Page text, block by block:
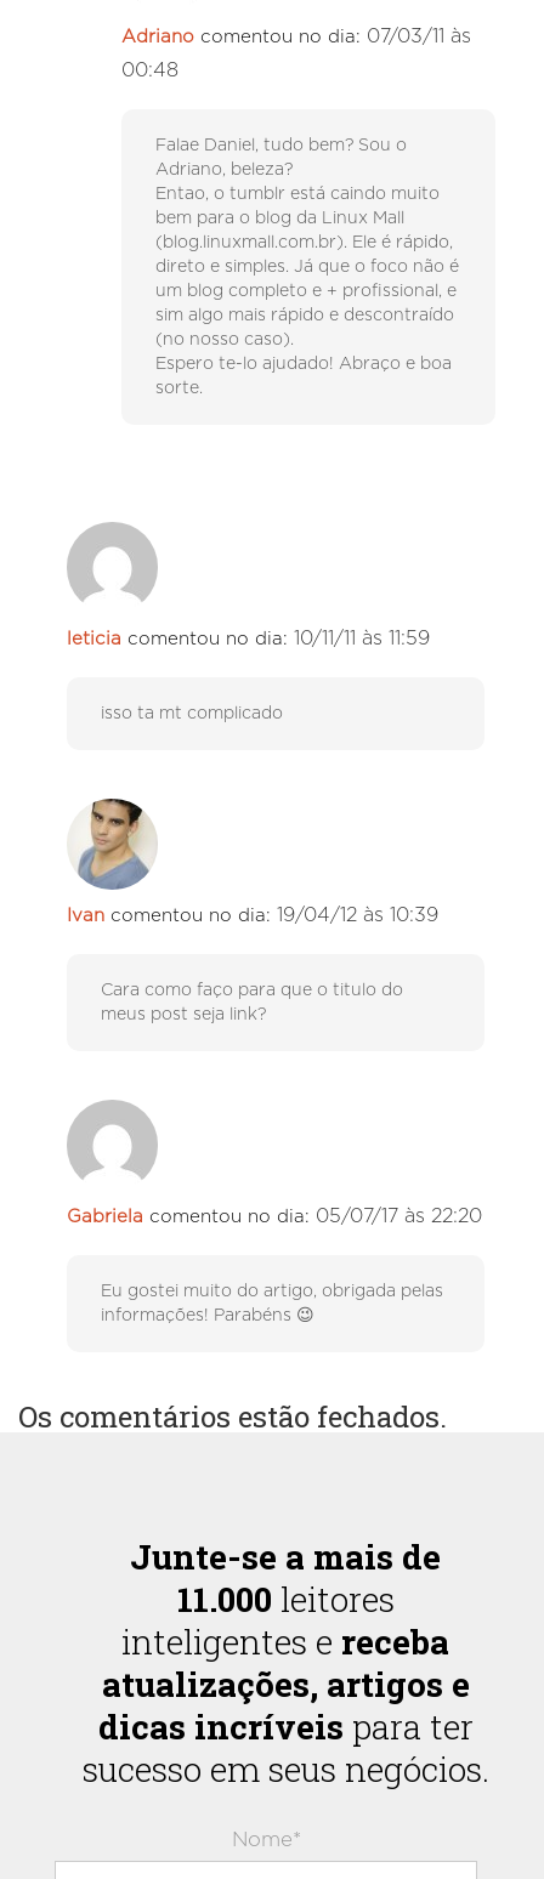
Adriano comentou no dia: 07/03/11 às
00:48
Falae Daniel, tudo bem? Sou o
Adriano, beleza?
Entao, o tumblr está caindo muito
bem para o blog da Linux Mall
(blog.linuxmall.com.br). Ele é rápido,
direto e simples. Já que o foco não é
um blog completo e + profissional, e
sim algo mais rápido e descontraído
(no nosso caso).
Espero te-lo ajudado! Abraço e boa
sorte.
leticia comentou no dia: 10/11/11 às 11:59
isso ta mt complicado
Ivan comentou no dia: 19/04/12 às 10:39
Cara como faço para que o titulo do
meus post seja link?
Gabriela comentou no dia: 05/07/17 às 22:20
Eu gostei muito do artigo, obrigada pelas
informações! Parabéns 😉
Os comentários estão fechados.
Junte-se a mais de
11.000 leitores
inteligentes e receba
atualizações, artigos e
dicas incríveis para ter
sucesso em seus negócios.
Nome*